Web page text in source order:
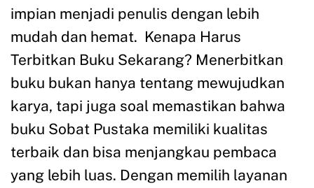
impian menjadi penulis dengan lebih
mudah dan hemat. Kenapa Harus
Terbitkan Buku Sekarang? Menerbitkan
buku bukan hanya tentang mewujudkan
karya, tapi juga soal memastikan bahwa
buku Sobat Pustaka memiliki kualitas
terbaik dan bisa menjangkau pembaca
yang lebih luas. Dengan memilih layanan